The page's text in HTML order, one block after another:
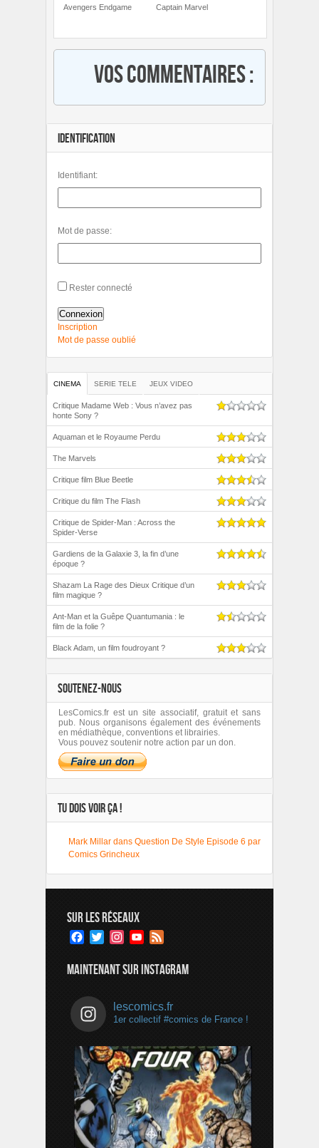
Avengers Endgame Captain Marvel
Vos commentaires :
IDENTIFICATION
Identifiant:
Mot de passe:
Rester connecté
Connexion
Inscription
Mot de passe oublié
CINEMA SERIE TELE JEUX VIDEO
Critique Madame Web : Vous n’avez pas
honte Sony ?
Aquaman et le Royaume Perdu
The Marvels
Critique film Blue Beetle
Critique du film The Flash
Critique de Spider-Man : Across the
Spider-Verse
Gardiens de la Galaxie 3, la fin d’une
époque ?
Shazam La Rage des Dieux Critique d’un
film magique ?
Ant-Man et la Guêpe Quantumania : le
film de la folie ?
Black Adam, un film foudroyant ?
SOUTENEZ-NOUS
LesComics.fr est un site associatif, gratuit et sans
pub. Nous organisons également des événements
en médiathèque, conventions et librairies.
Vous pouvez soutenir notre action par un don.
TU DOIS VOIR ÇA !
Mark Millar dans Question De Style Episode 6 par
Comics Grincheux
SUR LES RÉSEAUX
Facebook
TwitterInstagramYouTube
MAINTENANT SUR INSTAGRAM
lescomics.fr
1er collectif #comics de France !